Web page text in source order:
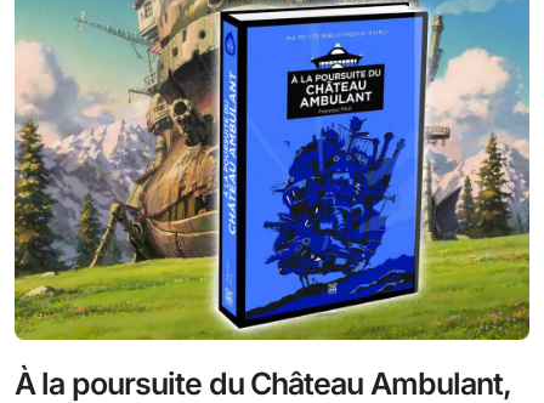
À la poursuite du Château Ambulant,